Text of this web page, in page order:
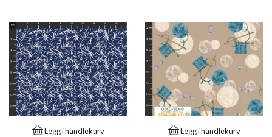
Legg i handlekurv Legg i handlekurv